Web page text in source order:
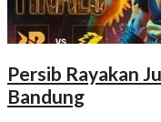
Persib Rayakan
Bandung